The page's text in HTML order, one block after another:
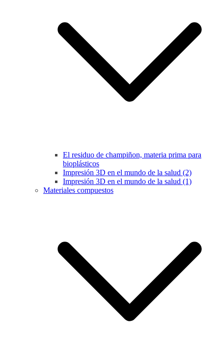
El residuo de champiñon, materia prima para
bioplásticos
Impresión 3D en el mundo de la salud (2)
Impresión 3D en el mundo de la salud (1)
Materiales compuestos